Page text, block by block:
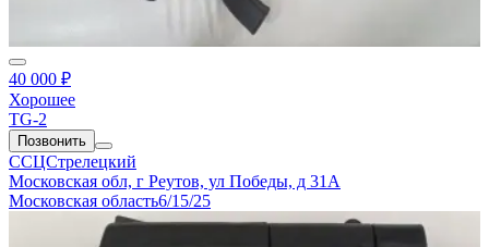
40 000 ₽
Хорошее
TG-2
Позвонить
ССЦСтрелецкий
Московская обл, г Реутов, ул Победы, д 31А
Московская область6/15/25